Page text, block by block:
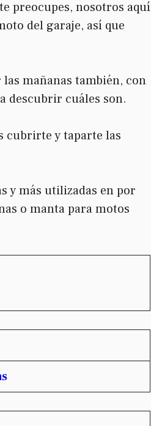
preocupes, nosotros aquí
del garaje, así que
mañanas también, con
descubrir cuáles son.
cubrirte y taparte las
y más utilizadas en por
o manta para motos